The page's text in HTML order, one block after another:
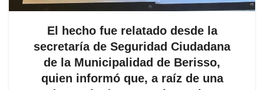
El hecho fue relatado desde la
secretaría de Seguridad Ciudadana
de la Municipalidad de Berisso,
quien informó que, a raíz de una